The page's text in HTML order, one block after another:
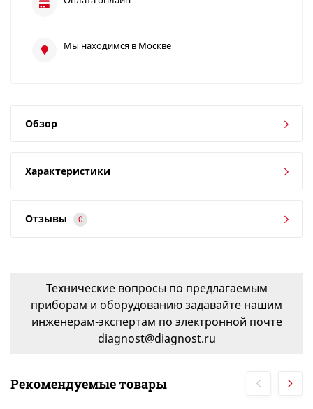
Мы находимся в Москве
Обзор
Характеристики
Отзывы 0
Технические вопросы по предлагаемым
приборам и оборудованию задавайте нашим
инженерам-экспертам по электронной почте
diagnost@diagnost.ru
Рекомендуемые товары